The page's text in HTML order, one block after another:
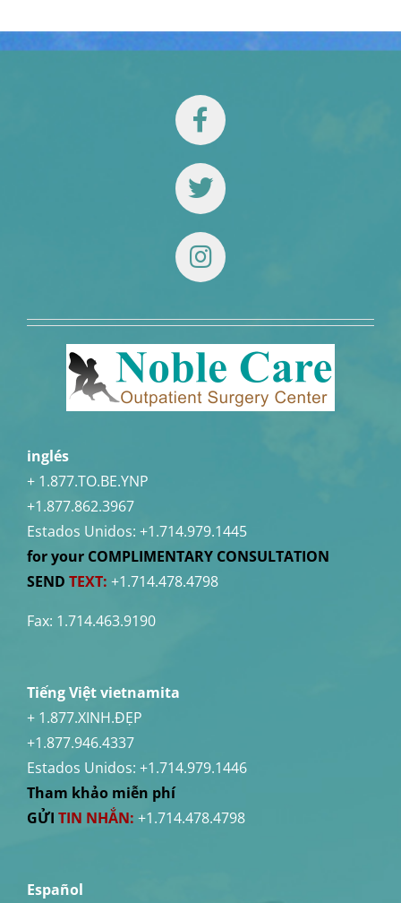
inglés
+ 1.877.TO.BE.YNP
+1.877.862.3967
Estados Unidos: +1.714.979.1445
for your COMPLIMENTARY CONSULTATION
SEND TEXT: +1.714.478.4798
Fax: 1.714.463.9190
Tiếng Việt vietnamita
+ 1.877.XINH.ĐẸP
+1.877.946.4337
Estados Unidos: +1.714.979.1446
Tham khảo miễn phí
GỬI TIN NHẮN: +1.714.478.4798
Español